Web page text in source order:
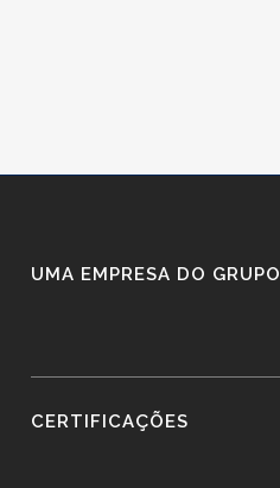
UMA EMPRESA DO GRUPO
CERTIFICAÇÕES